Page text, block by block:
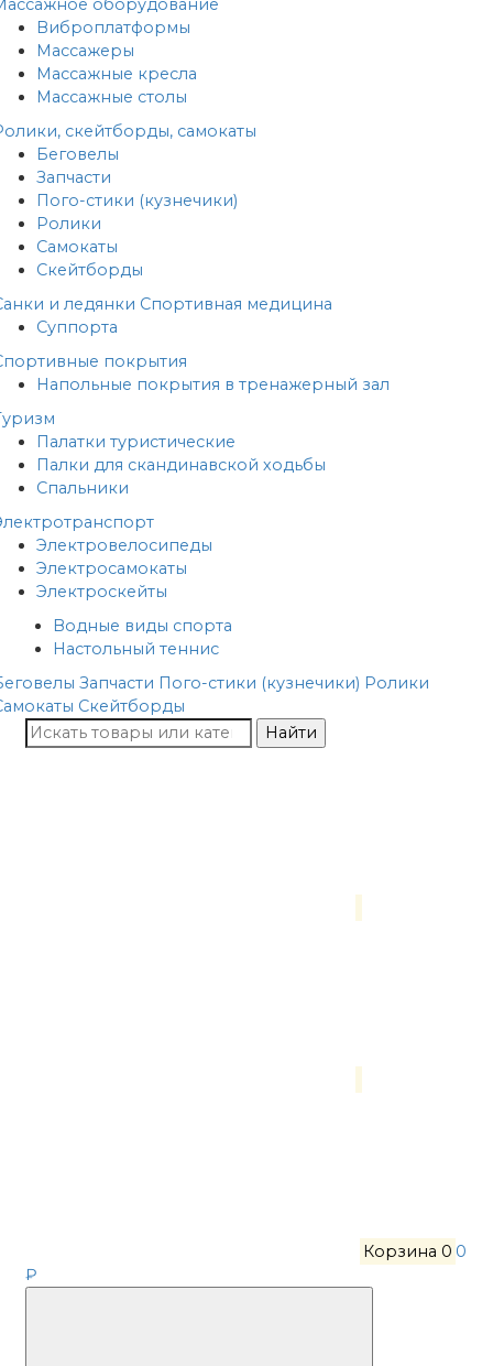
оборудование
Виброплатформы
Массажеры
Массажные кресла
Массажные столы
скейтборды, самокаты
Беговелы
Запчасти
Пого-стики (кузнечики)
Ролики
Самокаты
Скейтборды
и ледянки Спортивная медицина
Суппорта
покрытия
Напольные покрытия в тренажерный зал
Палатки туристические
Палки для скандинавской ходьбы
Спальники
Электровелосипеды
Электросамокаты
Электроскейты
Водные виды спорта
Настольный теннис
Запчасти Пого-стики (кузнечики) Ролики
Скейтборды
Найти
Корзина 0 0
₽